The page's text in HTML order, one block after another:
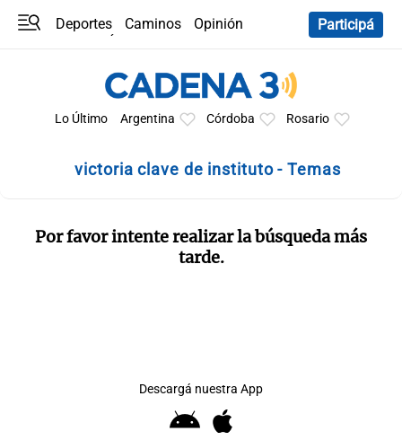
Deportes Caminos
Opinión
Participá
Lo Último Argentina Córdoba Rosario
victoria clave de instituto - Temas
Por favor intente realizar la búsqueda más
tarde.
Descargá nuestra App